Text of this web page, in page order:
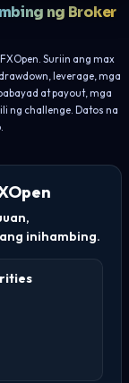
ng Broker
Suriin ang max
leverage, mga
at payout, mga
ng challenge. Datos na
inihambing.